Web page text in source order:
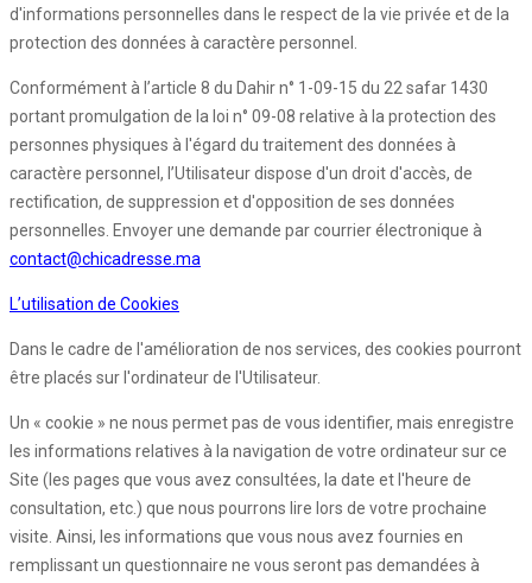
d'informations personnelles dans le respect de la vie privée et de la
protection des données à caractère personnel.
Conformément à l’article 8 du Dahir n° 1-09-15 du 22 safar 1430
portant promulgation de la loi n° 09-08 relative à la protection des
personnes physiques à l'égard du traitement des données à
caractère personnel, l’Utilisateur dispose d'un droit d'accès, de
rectification, de suppression et d'opposition de ses données
personnelles. Envoyer une demande par courrier électronique à
contact@chicadresse.ma
L’utilisation de Cookies
Dans le cadre de l'amélioration de nos services, des cookies pourront
être placés sur l'ordinateur de l'Utilisateur.
Un « cookie » ne nous permet pas de vous identifier, mais enregistre
les informations relatives à la navigation de votre ordinateur sur ce
Site (les pages que vous avez consultées, la date et l'heure de
consultation, etc.) que nous pourrons lire lors de votre prochaine
visite. Ainsi, les informations que vous nous avez fournies en
remplissant un questionnaire ne vous seront pas demandées à